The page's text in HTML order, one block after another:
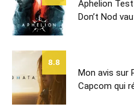
Aphelion
Don’t Nod
8.8
Mon avis sur
Capcom qui